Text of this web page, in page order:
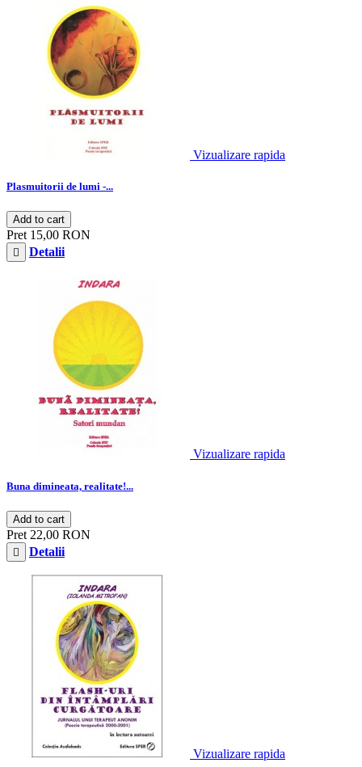
Vizualizare rapida
Plasmuitorii de lumi -...
Add to cart
Pret 15,00 RON
 Detalii
Vizualizare rapida
Buna dimineata, realitate!...
Add to cart
Pret 22,00 RON
 Detalii
Vizualizare rapida